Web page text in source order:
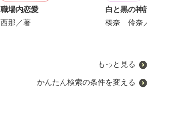
職場内恋愛
西那／著
白と黒の神話
榛奈 伶奈／著
もっと見る
かんたん検索の条件を変える